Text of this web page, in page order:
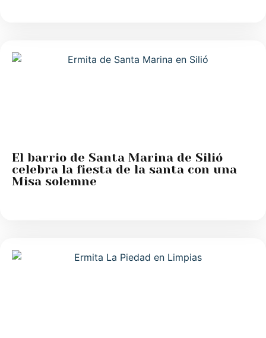
El barrio de Santa Marina de Silió
celebra la fiesta de la santa con una
Misa solemne